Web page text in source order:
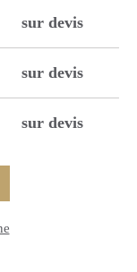
sur devis
sur devis
sur devis